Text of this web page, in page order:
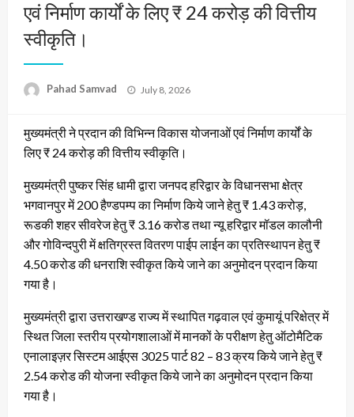
एवं निर्माण कार्यों के लिए ₹ 24 करोड़ की वित्तीय
स्वीकृति।
Pahad Samvad
Posted
July 8, 2026
मुख्यमंत्री ने प्रदान की विभिन्न विकास योजनाओं एवं निर्माण कार्यों के
लिए ₹ 24 करोड़ की वित्तीय स्वीकृति।
मुख्यमंत्री पुष्कर सिंह धामी द्वारा जनपद हरिद्वार के विधानसभा क्षेत्र
भगवानपुर में 200 हैण्डपम्प का निर्माण किये जाने हेतु ₹ 1.43 करोड़,
रूडकी शहर सीवरेज हेतु ₹ 3.16 करोड तथा न्यू हरिद्वार मॉडल कालौनी
और गोविन्दपुरी में क्षतिग्रस्त वितरण पाईप लाईन का प्रतिस्थापन हेतु ₹
4.50 करोड की धनराशि स्वीकृत किये जाने का अनुमोदन प्रदान किया
गया है।
मुख्यमंत्री द्वारा उत्तराखण्ड राज्य में स्थापित गढ़वाल एवं कुमायूं परिक्षेत्र में
स्थित जिला स्तरीय प्रयोगशालाओं में मानकों के परीक्षण हेतु ऑटोमैटिक
एनालाइज़र सिस्टम आईएस 3025 पार्ट 82 – 83 क्रय किये जाने हेतु ₹
2.54 करोड की योजना स्वीकृत किये जाने का अनुमोदन प्रदान किया
गया है।